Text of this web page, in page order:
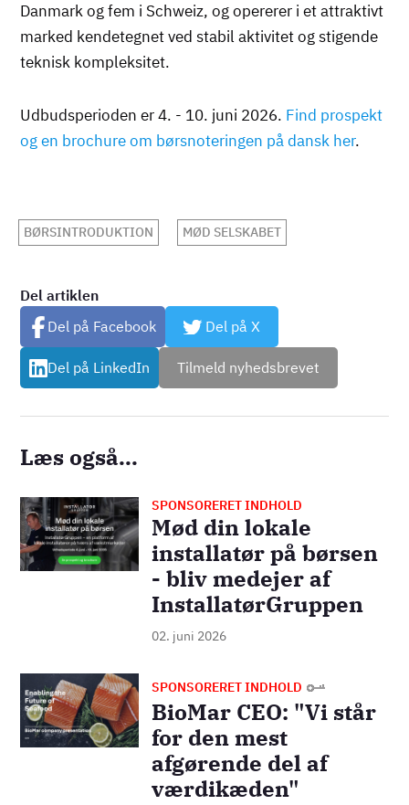
Danmark og fem i Schweiz, og opererer i et attraktivt
marked kendetegnet ved stabil aktivitet og stigende
teknisk kompleksitet.
Udbudsperioden er 4. - 10. juni 2026. Find prospekt
og en brochure om børsnoteringen på dansk her.
BØRSINTRODUKTION MØD SELSKABET
Del artiklen
Del på Facebook
Del på X
Del på LinkedIn Tilmeld nyhedsbrevet
Læs også...
Billede SPONSORERET INDHOLD
Mød din lokale
installatør på børsen
- bliv medejer af
InstallatørGruppen
02. juni 2026
Billede SPONSORERET INDHOLD
BioMar CEO: "Vi står
for den mest
afgørende del af
værdikæden"